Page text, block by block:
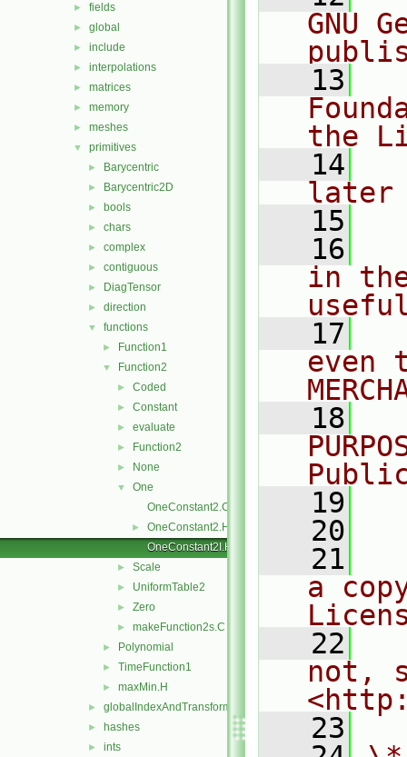
► fields
► global
► include
► interpolations
► matrices
► memory
► meshes
▼ primitives
► Barycentric
► Barycentric2D
► bools
► chars
► complex
► contiguous
► DiagTensor
► direction
▼ functions
► Function1
▼ Function2
► Coded
► Constant
► evaluate
► Function2
► None
▼
One
OneConstant2.C
►
OneConstant2.H
OneConstant2I.H
► Scale
► UniformTable2
► Zero
► makeFunction2s.C
► Polynomial
► TimeFunction1
► maxMin.H
► globalIndexAndTransform
► hashes
► ints
GNU
   13
the
   14
later
   15
   16
in
   17
even
   18
   19
   20
   21
a
   22
not,
   23